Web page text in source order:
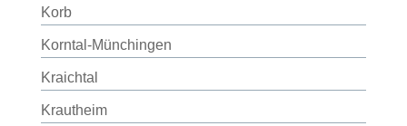
Korb
Korntal-Münchingen
Kraichtal
Krautheim